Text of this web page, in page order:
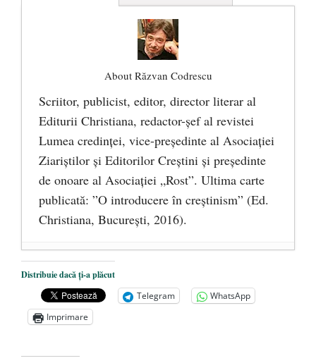
About Răzvan Codrescu
Scriitor, publicist, editor, director literar al
Editurii Christiana, redactor-şef al revistei
Lumea credinţei, vice-preşedinte al Asociaţiei
Ziariştilor şi Editorilor Creştini şi preşedinte
de onoare al Asociaţiei „Rost”. Ultima carte
publicată: ”O introducere în creștinism” (Ed.
Christiana, Bucureşti, 2016).
DANA KONYA-PETRIȘOR, ÎNTRU
VEȘNICĂ POMENIRE
- 17 martie 2021
ÎNĂLȚATU-S-A! - 28 mai 2020
Sic credo – Francisco Franco (1892-1975)
Distribuie dacă ți-a plăcut
Telegram
WhatsApp
Imprimare